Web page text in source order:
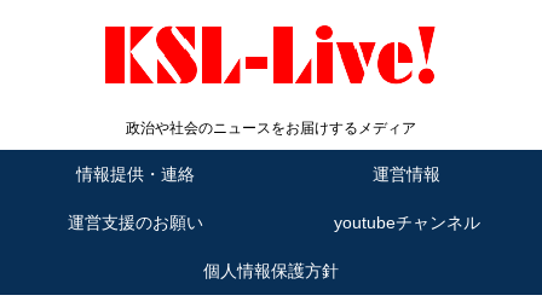
政治や社会のニュースをお届けするメディア
情報提供・連絡 運営情報
運営支援のお願い youtubeチャンネル
個人情報保護方針